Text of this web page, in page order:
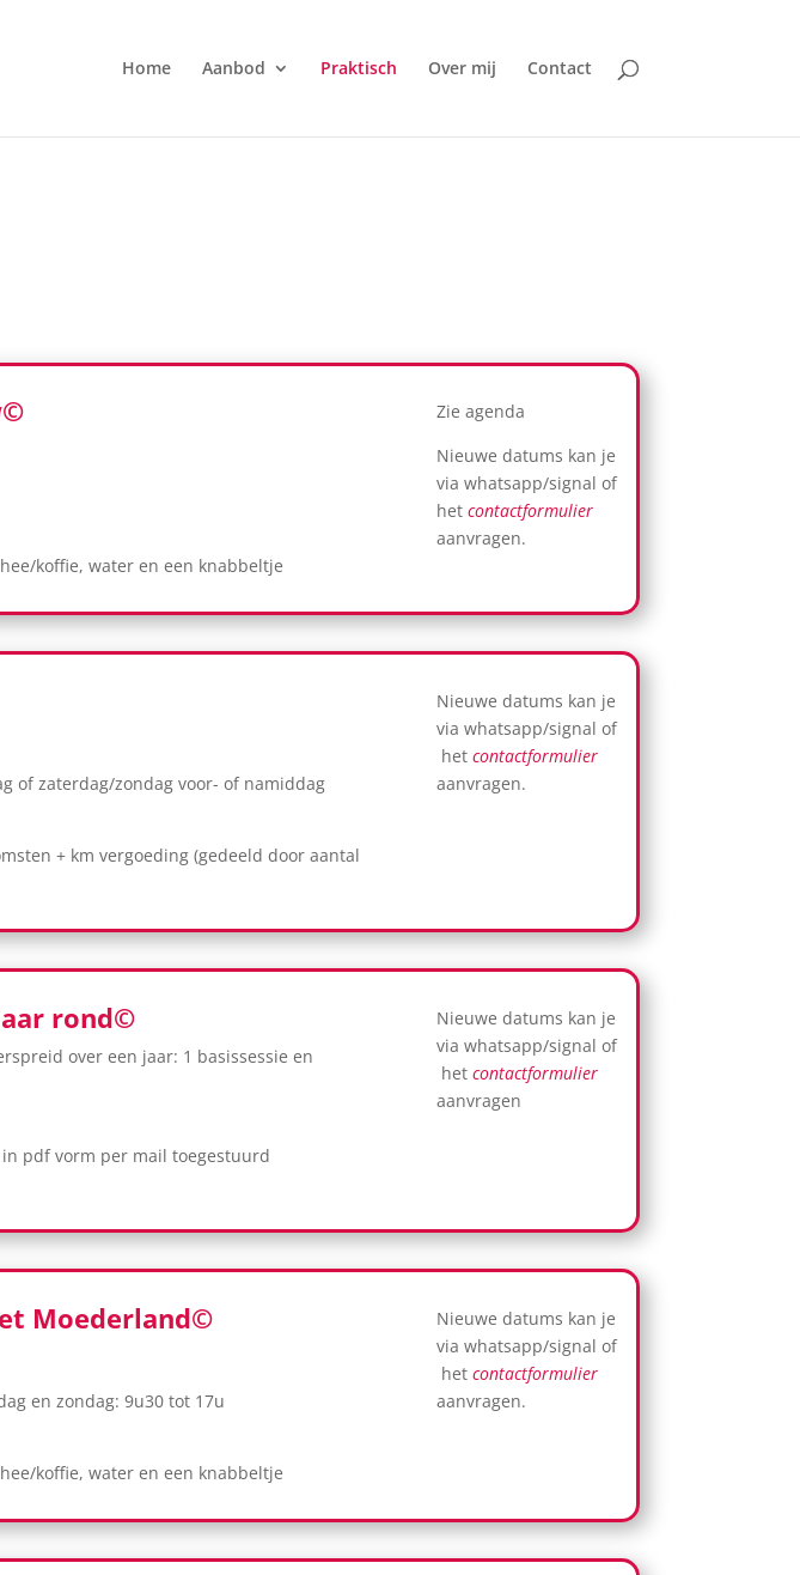
Home Aanbod Praktisch Over mij Contact
koffie, water en een knabbeltje
Zie agenda
Nieuwe datums kan je
via whatsapp/signal of
het contactformulier
aanvragen.
of zaterdag/zondag voor- of namiddag
+ km vergoeding (gedeeld door aantal
Nieuwe datums kan je
via whatsapp/signal of
het contactformulier
aanvragen.
rond©
over een jaar: 1 basissessie en
pdf vorm per mail toegestuurd
Nieuwe datums kan je
via whatsapp/signal of
het contactformulier
aanvragen
Moederland©
en zondag: 9u30 tot 17u
koffie, water en een knabbeltje
Nieuwe datums kan je
via whatsapp/signal of
het contactformulier
aanvragen.